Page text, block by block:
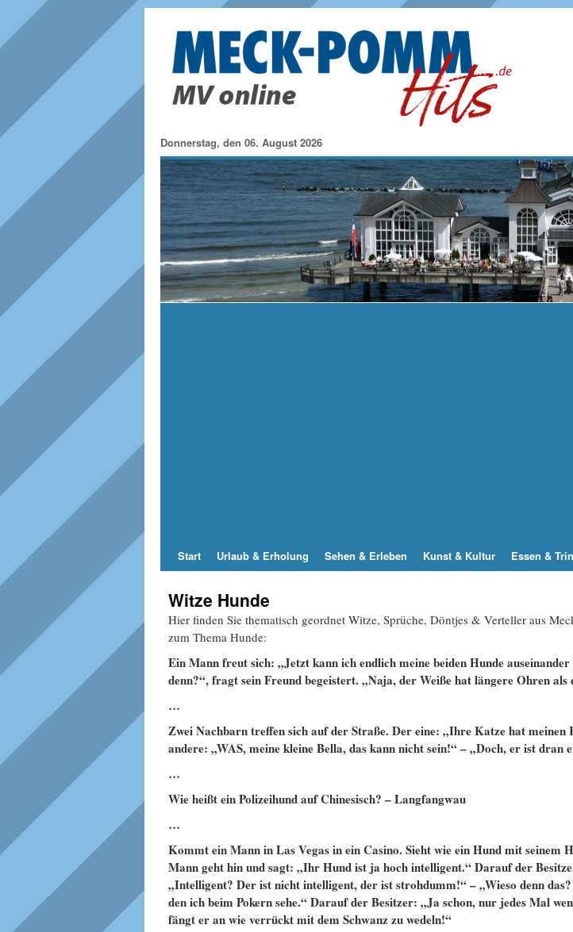
Donnerstag, den 06. August 2026
Start Urlaub & Erholung Sehen & Erleben Kunst & Kultur Essen &
Witze Hunde
Hier finden Sie thematisch geordnet Witze, Sprüche, Döntjes & Verteller aus
zum Thema Hunde:
Ein Mann freut sich: „Jetzt kann ich endlich meine beiden Hunde
denn?“, fragt sein Freund begeistert. „Naja, der Weiße hat längere Ohren
…
Zwei Nachbarn treffen sich auf der Straße. Der eine: „Ihre Katze hat meinen
andere: „WAS, meine kleine Bella, das kann nicht sein!“ – „Doch, er ist dran
…
Wie heißt ein Polizeihund auf Chinesisch? – Langfangwau
…
Kommt ein Mann in Las Vegas in ein Casino. Sieht wie ein Hund mit seinem
Mann geht hin und sagt: „Ihr Hund ist ja hoch intelligent.“ Darauf der
„Intelligent? Der ist nicht intelligent, der ist strohdumm!“ – „Wieso denn
den ich beim Pokern sehe.“ Darauf der Besitzer: „Ja schon, nur jedes Mal
fängt er an wie verrückt mit dem Schwanz zu wedeln!“